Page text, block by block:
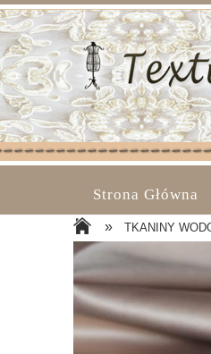
Strona Główna
» TKANINY